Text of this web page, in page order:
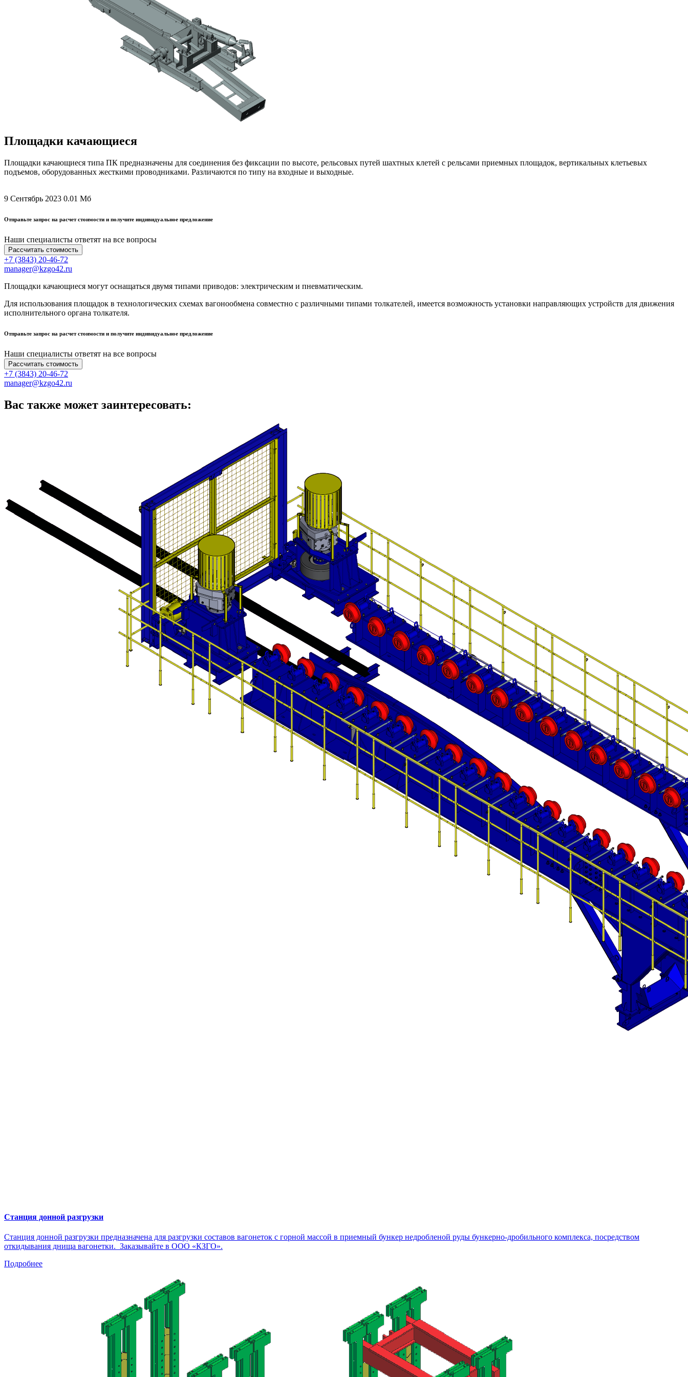
Площадки качающиеся
Площадки качающиеся типа ПК предназначены для соединения без фиксации по высоте, рельсовых путей шахтных клетей с рельсами приемных площадок, вертикальных клетьевых
подъемов, оборудованных жесткими проводниками. Различаются по типу на входные и выходные.
9 Сентябрь 2023 0.01 Мб
Отправьте запрос на расчет стоимости и получите индивидуальное предложение
Наши специалисты ответят на все вопросы
Рассчитать стоимость
+7 (3843) 20-46-72
manager@kzgo42.ru
Площадки качающиеся могут оснащаться двумя типами приводов: электрическим и пневматическим.
Для использования площадок в технологических схемах вагонообмена совместно с различными типами толкателей, имеется возможность установки направляющих устройств для движения
исполнительного органа толкателя.
Отправьте запрос на расчет стоимости и получите индивидуальное предложение
Наши специалисты ответят на все вопросы
Рассчитать стоимость
+7 (3843) 20-46-72
manager@kzgo42.ru
Вас также может заинтересовать:
Станция донной разгрузки
Станция донной разгрузки предназначена для разгрузки составов вагонеток с горной массой в приемный бункер недробленой руды бункерно-дробильного комплекса, посредством
откидывания днища вагонетки. Заказывайте в ООО «КЗГО».
Подробнее